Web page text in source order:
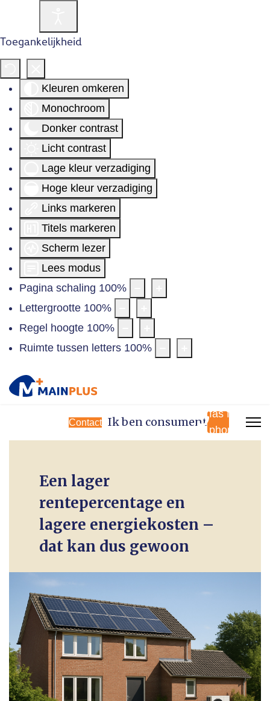
Toegankelijkheid
Kleuren omkeren
Monochroom
Donker contrast
Licht contrast
Lage kleur verzadiging
Hoge kleur verzadiging
Links markeren
Titels markeren
Scherm lezer
Lees modus
Pagina schaling 100%
Lettergrootte 100%
Regel hoogte 100%
Ruimte tussen letters 100%
Contact Ik ben consument
fas fa-
phone
Een lager
rentepercentage en
lagere energiekosten –
dat kan dus gewoon